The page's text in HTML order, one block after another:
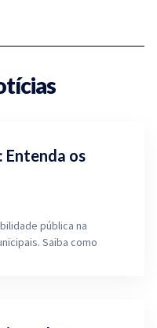
Entenda os
pública na
Saiba como